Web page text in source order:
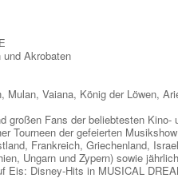
Akrobaten
Mulan, Vaiana, König der Löwen,
großen Fans der beliebtesten Kino-
Tourneen der gefeierten
Frankreich, Griechenland,
Ungarn und Zypern) sowie
Eis: Disney-Hits in MUSICAL